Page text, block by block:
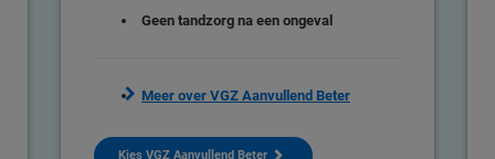
Geen tandzorg na een ongeval
Meer over VGZ Aanvullend Beter
Kies VGZ Aanvullend Beter